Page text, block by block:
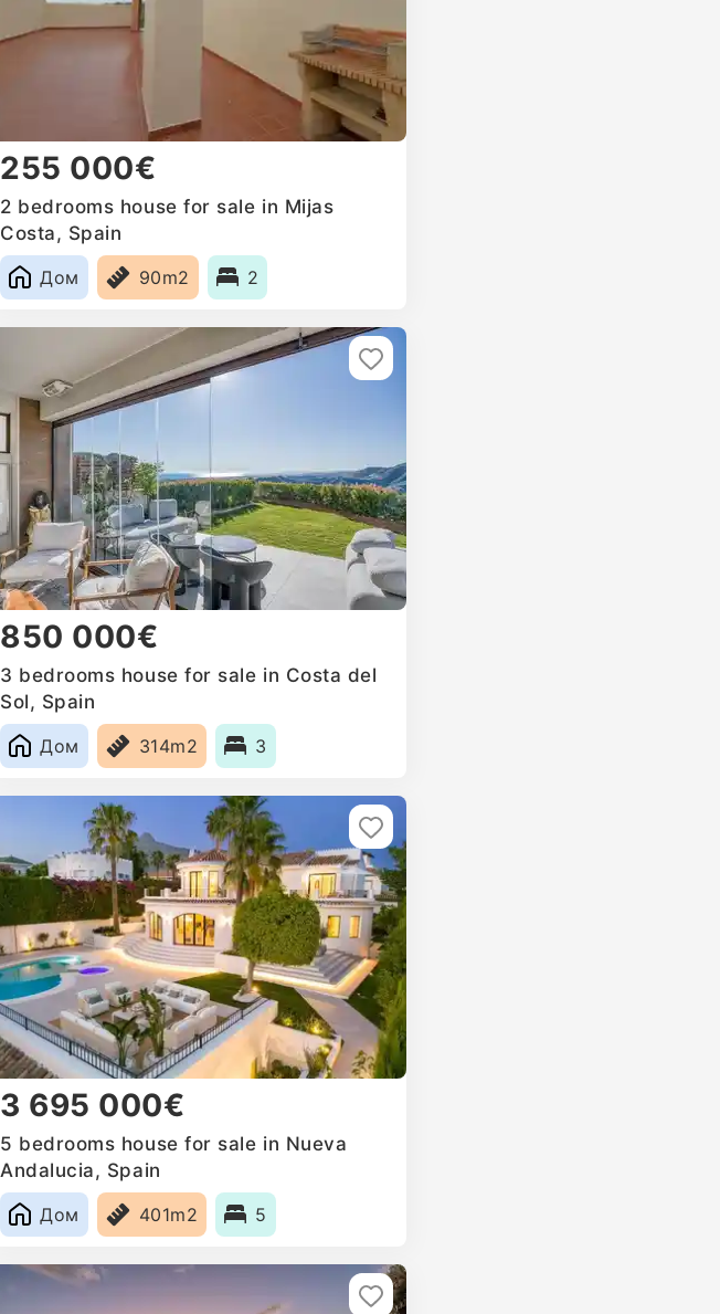
255 000€
2 bedrooms house for sale in Mijas
Costa, Spain
Дом
90m2 2
850 000€
3 bedrooms house for sale in Costa del
Sol, Spain
Дом
314m2 3
3 695 000€
5 bedrooms house for sale in Nueva
Andalucia, Spain
Дом
401m2 5